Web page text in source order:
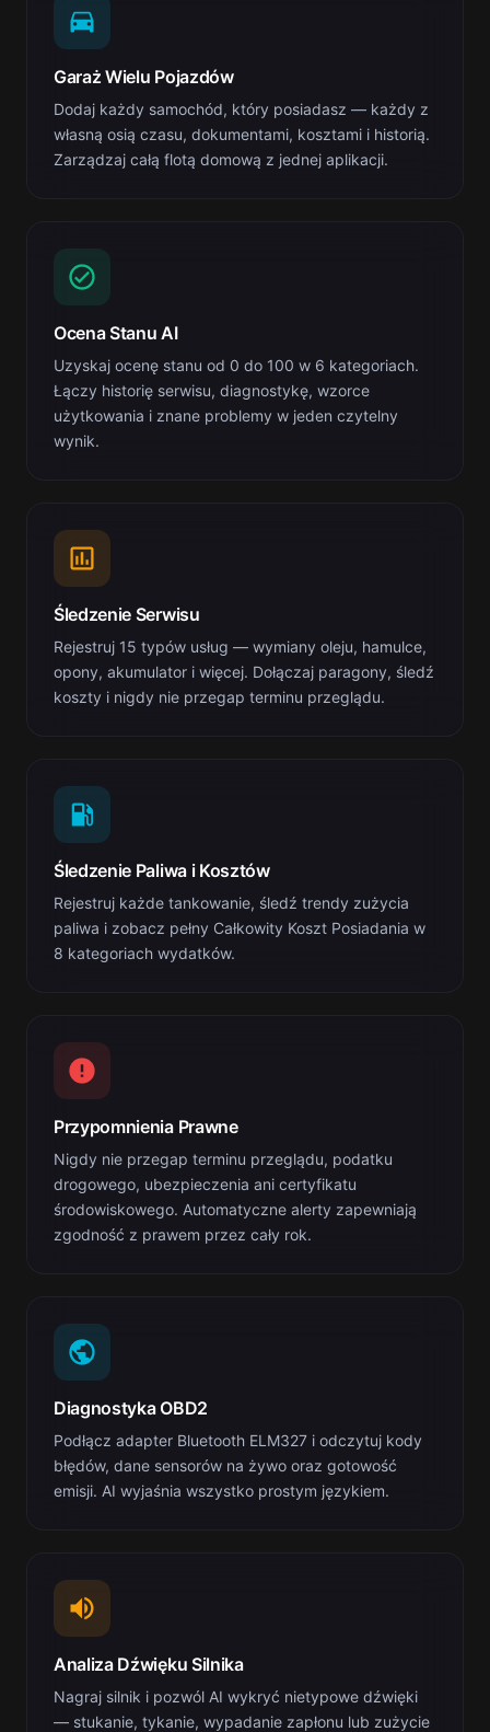
Garaż Wielu Pojazdów
Dodaj każdy samochód, który posiadasz — każdy z
własną osią czasu, dokumentami, kosztami i historią.
Zarządzaj całą flotą domową z jednej aplikacji.
Ocena Stanu AI
Uzyskaj ocenę stanu od 0 do 100 w 6 kategoriach.
Łączy historię serwisu, diagnostykę, wzorce
użytkowania i znane problemy w jeden czytelny
wynik.
Śledzenie Serwisu
Rejestruj 15 typów usług — wymiany oleju, hamulce,
opony, akumulator i więcej. Dołączaj paragony, śledź
koszty i nigdy nie przegap terminu przeglądu.
Śledzenie Paliwa i Kosztów
Rejestruj każde tankowanie, śledź trendy zużycia
paliwa i zobacz pełny Całkowity Koszt Posiadania w
8 kategoriach wydatków.
Przypomnienia Prawne
Nigdy nie przegap terminu przeglądu, podatku
drogowego, ubezpieczenia ani certyfikatu
środowiskowego. Automatyczne alerty zapewniają
zgodność z prawem przez cały rok.
Diagnostyka OBD2
Podłącz adapter Bluetooth ELM327 i odczytuj kody
błędów, dane sensorów na żywo oraz gotowość
emisji. AI wyjaśnia wszystko prostym językiem.
Analiza Dźwięku Silnika
Nagraj silnik i pozwól AI wykryć nietypowe dźwięki
— stukanie, tykanie, wypadanie zapłonu lub zużycie